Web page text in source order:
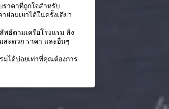
าคาที่ถูกใจสำหรับ
ย่อมเยาได้ในครั้งเดียว
พธ์ตามเครือโรงแรม สิ่ง
สะดวก ราคา และอื่นๆ
มได้บ่อยเท่าที่คุณต้องการ